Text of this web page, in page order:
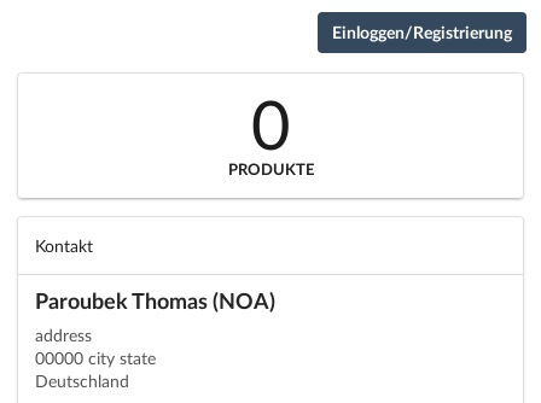
Einloggen/Registrierung
0
PRODUKTE
Kontakt
Paroubek Thomas (NOA)
address
00000 city state
Deutschland